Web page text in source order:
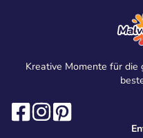
Kreative Momente für die